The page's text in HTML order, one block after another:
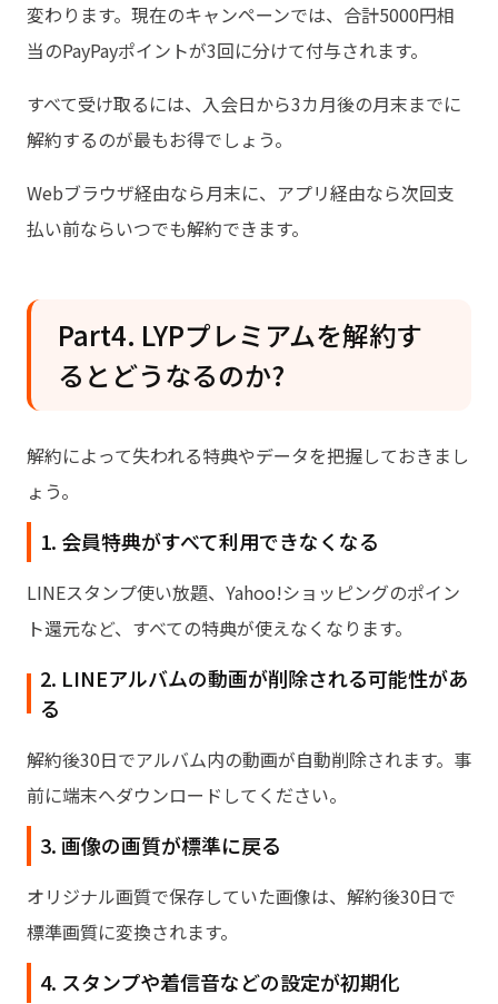
変わります。現在のキャンペーンでは、合計5000円相
当のPayPayポイントが3回に分けて付与されます。
すべて受け取るには、入会日から3カ月後の月末までに
解約するのが最もお得でしょう。
Webブラウザ経由なら月末に、アプリ経由なら次回支
払い前ならいつでも解約できます。
Part4. LYPプレミアムを解約す
るとどうなるのか?
解約によって失われる特典やデータを把握しておきまし
ょう。
1. 会員特典がすべて利用できなくなる
LINEスタンプ使い放題、Yahoo!ショッピングのポイン
ト還元など、すべての特典が使えなくなります。
2. LINEアルバムの動画が削除される可能性があ
る
解約後30日でアルバム内の動画が自動削除されます。事
前に端末へダウンロードしてください。
3. 画像の画質が標準に戻る
オリジナル画質で保存していた画像は、解約後30日で
標準画質に変換されます。
4. スタンプや着信音などの設定が初期化